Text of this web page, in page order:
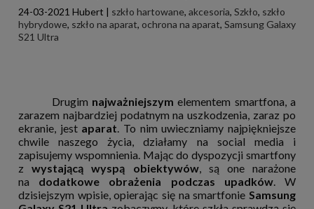
24-03-2021 Hubert | szkło hartowane, akcesoria, Szkło, szkło
hybrydowe, szkło na aparat, ochrona na aparat, Samsung Galaxy
S21 Ultra
Drugim najważniejszym elementem smartfona, a
zarazem najbardziej podatnym na uszkodzenia, zaraz po
ekranie, jest aparat . To nim uwieczniamy najpiękniejsze
chwile naszego życia, działamy na social media i
zapisujemy wspomnienia. Mając do dyspozycji smartfony
zwystającą wyspą obiektywów, są one narażone
na dodatkowe obrażenia podczas upadków. W
dzisiejszym wpisie, opierając się na smartfonie Samsung